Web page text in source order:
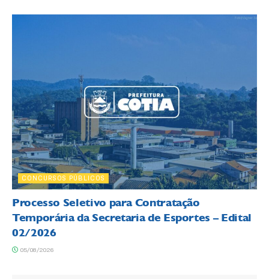
CONCURSOS PÚBLICOS
Processo Seletivo para Contratação
Temporária da Secretaria de Esportes – Edital
02/2026
05/08/2026